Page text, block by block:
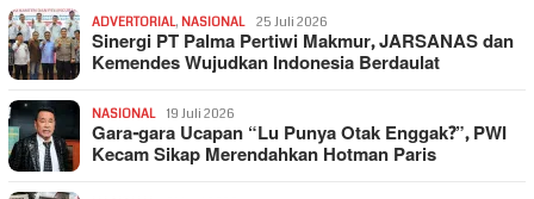
ADVERTORIAL, NASIONAL 25 Juli 2026
Sinergi PT Palma Pertiwi Makmur, JARSANAS dan
Kemendes Wujudkan Indonesia Berdaulat
NASIONAL 19 Juli 2026
Gara-gara Ucapan “Lu Punya Otak Enggak?”, PWI
Kecam Sikap Merendahkan Hotman Paris